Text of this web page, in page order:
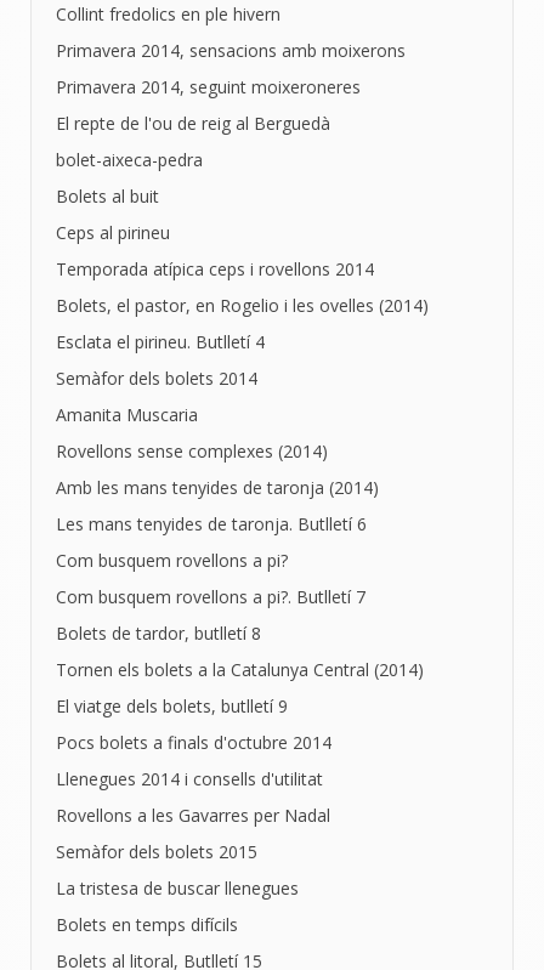
Collint fredolics en ple hivern
Primavera 2014, sensacions amb moixerons
Primavera 2014, seguint moixeroneres
El repte de l'ou de reig al Berguedà
bolet-aixeca-pedra
Bolets al buit
Ceps al pirineu
Temporada atípica ceps i rovellons 2014
Bolets, el pastor, en Rogelio i les ovelles (2014)
Esclata el pirineu. Butlletí 4
Semàfor dels bolets 2014
Amanita Muscaria
Rovellons sense complexes (2014)
Amb les mans tenyides de taronja (2014)
Les mans tenyides de taronja. Butlletí 6
Com busquem rovellons a pi?
Com busquem rovellons a pi?. Butlletí 7
Bolets de tardor, butlletí 8
Tornen els bolets a la Catalunya Central (2014)
El viatge dels bolets, butlletí 9
Pocs bolets a finals d'octubre 2014
Llenegues 2014 i consells d'utilitat
Rovellons a les Gavarres per Nadal
Semàfor dels bolets 2015
La tristesa de buscar llenegues
Bolets en temps difícils
Bolets al litoral, Butlletí 15